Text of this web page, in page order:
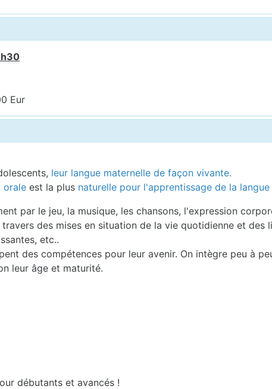
Eur
leur langue maternelle de façon vivante.
orale est la plus naturelle pour l'apprentissage de la langue
par le jeu, la musique, les chansons, l'expression
des mises en situation de la vie quotidienne et des
etc..
des compétences pour leur avenir. On intègre peu à
leur âge et maturité.
débutants et avancés !